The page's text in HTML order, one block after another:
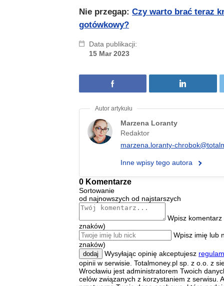
Nie przegap: Czy warto brać teraz
gotówkowy?
Data publikacji:
15 Mar 2023
Marzena Loranty
Redaktor
marzena.loranty-
Inne wpisy tego autora
0 Komentarze
Sortowanie
od najnowszych od najstarszych
Wpisz
znaków)
Wpisz imię lub
znaków)
dodaj Wysyłając opinię akceptujesz
opinii w serwisie. Totalmoney.pl sp. z o.o. z
Wrocławiu jest administratorem Twoich
celów związanych z korzystaniem z serwisu.